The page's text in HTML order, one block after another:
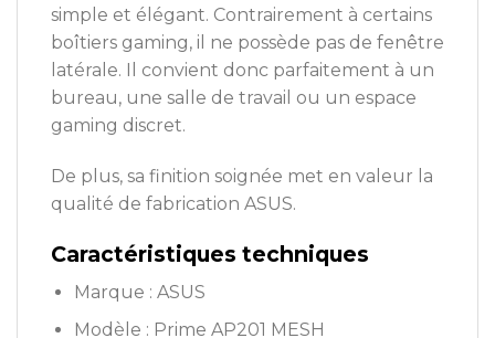
simple et élégant. Contrairement à certains
boîtiers gaming, il ne possède pas de fenêtre
latérale. Il convient donc parfaitement à un
bureau, une salle de travail ou un espace
gaming discret.
De plus, sa finition soignée met en valeur la
qualité de fabrication ASUS.
Caractéristiques techniques
Marque : ASUS
Modèle : Prime AP201 MESH